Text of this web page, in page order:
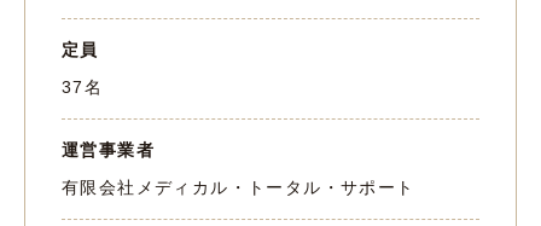
定員
37名
運営事業者
有限会社メディカル・トータル・サポート